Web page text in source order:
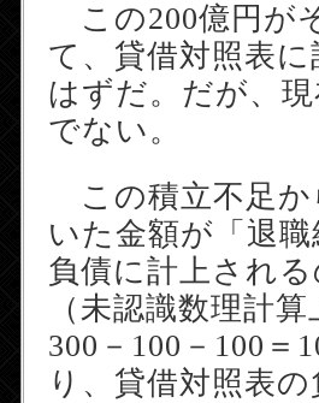
この200億円が
て、貸借対照表
はずだ。だが、
でない。
この積立不足か
いた金額が「退
負債に計上され
（未認識数理計
300－100－100＝
り、貸借対照表